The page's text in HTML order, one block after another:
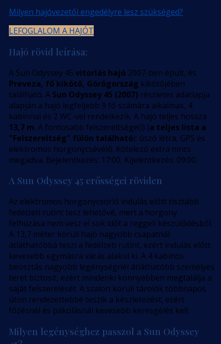
Milyen hajóvezetői engedélyre lesz szükséged?
LEFOGLALOM A HAJÓT
Hajó rövid leírása:
A Sun Odyssey 45 vitorlás hajó 2007-ben épült, és
Preveza, fő kikötő, Görögország kikötőjében
található. A Sun Odyssey 45 (2007) részletes adatlapja
alapján a hajó legfeljebb 9 fő számára alkalmas, 4
kabinnal és 2 WC-vel rendelkezik. A hajó teljes hossza
13,7 m. A fontosabb felszereltsége(i) (a teljes lista a
"Felszereltség" fülön található): úszó létra, GPS és
elektromos horgonycsévélő. Kötelező extra nincs
megadva. Bejelentkezés: 17:00, Kijelentkezés: 09:00.
A Sun Odyssey 45 erősségei röviden
Az elektromos horgonycsörlő indulás előtt tisztább
fedélzeti rutint tesz lehetővé, mert a horgony
felhúzása nem vesz el sok időt a reggeli készülődésből.
A 13,7 méter körüli hajó nagyobb csapatnál
átláthatóbbá teszi a fedélzeti rutint, ezért indulás előtt
kevesebb egymásra várás alakul ki. A 4 kabinos
beosztás nagyobb legénységnél átláthatóbb személyes
teret biztosít, ezért mindenki könnyebben megtalálja a
saját felszerelését. A szalon körüli tárolók többnapos
úton rendezettebbé teszik a készletezést, ezért
főzésnél és pakolásnál kevesebb keresgélés kell.
Milyen legénységhez passzol a Sun Odyssey